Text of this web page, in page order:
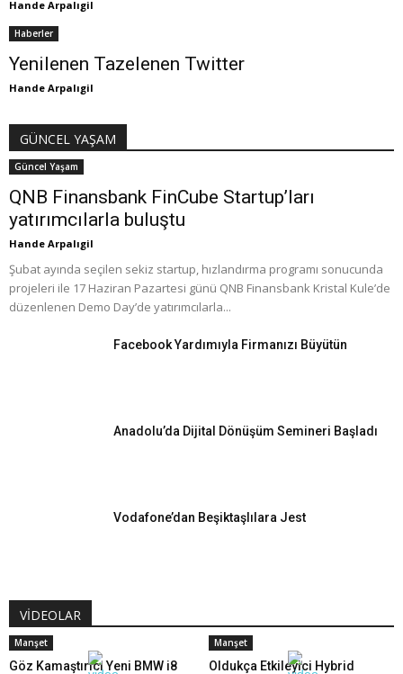
Hande Arpalıgil
Haberler
Yenilenen Tazelenen Twitter
Hande Arpalıgil
GÜNCEL YAŞAM
Güncel Yaşam
QNB Finansbank FinCube Startup’ları
yatırımcılarla buluştu
Hande Arpalıgil
Şubat ayında seçilen sekiz startup, hızlandırma programı sonucunda
projeleri ile 17 Haziran Pazartesi günü QNB Finansbank Kristal Kule’de
düzenlenen Demo Day’de yatırımcılarla...
Facebook Yardımıyla Firmanızı Büyütün
Anadolu’da Dijital Dönüşüm Semineri Başladı
Vodafone’dan Beşiktaşlılara Jest
VİDEOLAR
Manşet
Göz Kamaştırıcı Yeni BMW i8
Manşet
Oldukça Etkileyici Hybrid